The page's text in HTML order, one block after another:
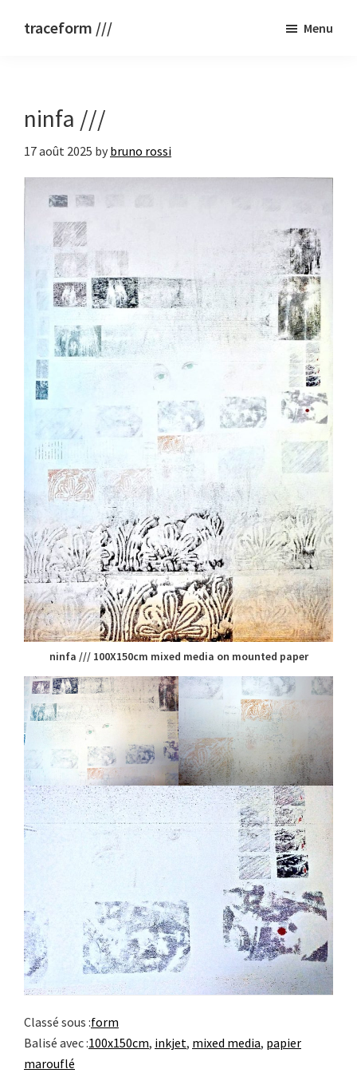
traceform /// Menu
ninfa ///
17 août 2025 by bruno rossi
ninfa /// 100X150cm mixed media on mounted paper
Classé sous :form
Balisé avec :100x150cm, inkjet, mixed media, papier
marouflé